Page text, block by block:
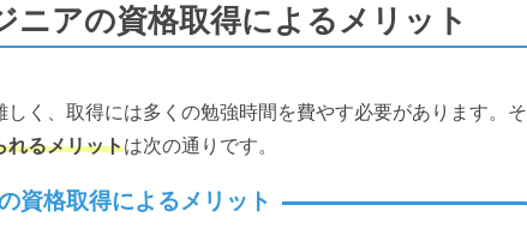
ニアの資格取得によるメリット
く、取得には多くの勉強時間を費やす必要があります。そ
れるメリットは次の通りです。
資格取得によるメリット